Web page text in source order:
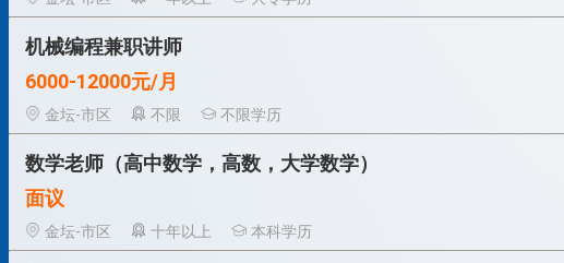
机械编程兼职讲师
6000-12000元/月
金坛-市区
不限 不限学历
数学老师（高中数学，高数，大学数学）
面议
金坛-市区
十年以上 本科学历